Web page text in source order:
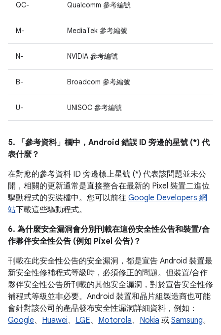
QC- Qualcomm 參考編號
M- MediaTek 參考編號
N- NVIDIA 參考編號
B- Broadcom 參考編號
U- UNISOC 參考編號
5. 「參考資料」 欄中，Android 錯誤 ID 旁邊的星號 (*) 代
表什麼？
在對應的參考資料 ID 旁邊標上星號 (*) 代表該問題並未公
開，相關的更新通常是直接整合在最新的 Pixel 裝置二進位
驅動程式的安裝檔中。您可以前往 Google Developers 網
站下載這些驅動程式。
6. 為什麼安全漏洞會分別刊載在這份安全性公告和裝置/合
作夥伴安全性公告 (例如 Pixel 公告)？
刊載在此安全性公告的安全漏洞，都是宣告 Android 裝置最
新安全性修補程式等級時，必須修正的問題。但裝置/合作
夥伴安全性公告所刊載的其他安全漏洞，對於宣告安全性修
補程式等級並非必要。Android 裝置和晶片組製造商也可能
會針對該公司的產品發布安全性漏洞詳細資料，例如：
Google、 Huawei、 LGE、 Motorola、 Nokia 或 Samsung。